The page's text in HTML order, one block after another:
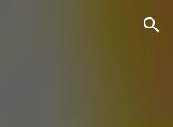
Skip to navigation